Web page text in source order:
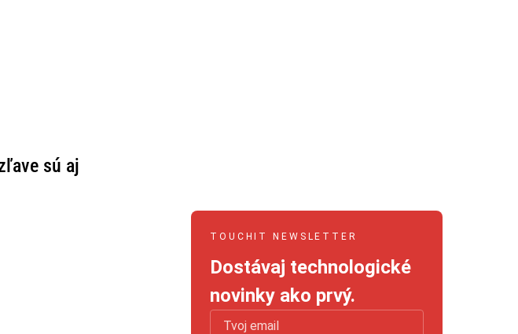
sú aj
TOUCHIT NEWSLETTER
Dostávaj technologické
novinky ako prvý.